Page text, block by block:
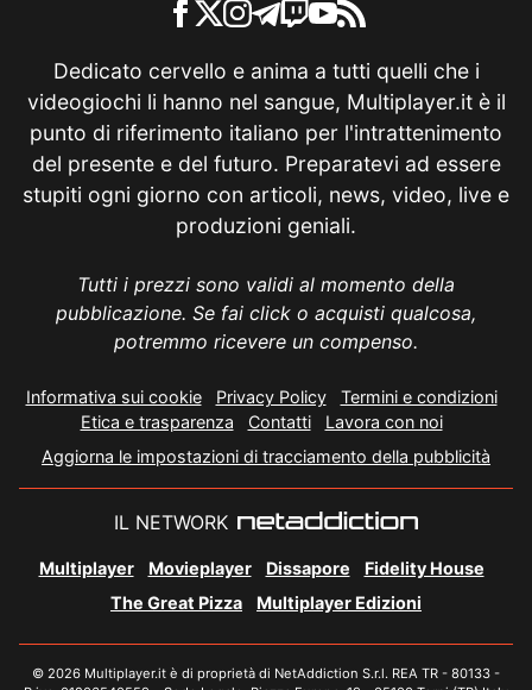
Dedicato cervello e anima a tutti quelli che i
videogiochi li hanno nel sangue, Multiplayer.it è il
punto di riferimento italiano per l'intrattenimento
del presente e del futuro. Preparatevi ad essere
stupiti ogni giorno con articoli, news, video, live e
produzioni geniali.
Tutti i prezzi sono validi al momento della
pubblicazione. Se fai click o acquisti qualcosa,
potremmo ricevere un compenso.
Informativa sui cookie Privacy Policy
Termini e condizioni
Etica e trasparenza
Contatti
Lavora con noi
Aggiorna le impostazioni di tracciamento della pubblicità
IL NETWORK
Multiplayer Movieplayer Dissapore
Fidelity House
The Great Pizza
Multiplayer Edizioni
© 2026 Multiplayer.it è di proprietà di NetAddiction S.r.l. REA TR - 80133 -